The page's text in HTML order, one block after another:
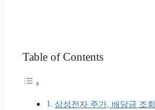
Table of Contents
삼성전자 주가, 배당금 조회